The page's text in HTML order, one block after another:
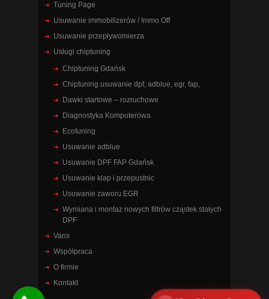
Tuning Page
Usuwanie immobilizerów / Immo Off
Usuwanie przepływomierza
Usługi chiptuning
Chiptuning Gdańsk
Chiptuning usuwanie dpf, adblue, egr, fap,
Dawki startowe – rozruchowe
Diagnostyka Komputerowa
Ecotuning
Usuwanie adblue
Usuwanie DPF FAP Gdańsk
Usuwanie klap i przepustnic
Usuwanie zaworu EGR
Wymiana i montaz nowych filtrów cząstek stałych
DPF
Vans
Współpraca
O firmie
Kontakt